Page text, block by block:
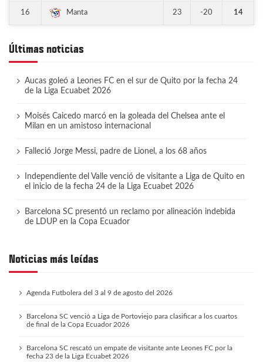
16 Manta 23 -20 14
Últimas noticias
Aucas goleó a Leones FC en el sur de Quito por la fecha 24
de la Liga Ecuabet 2026
Moisés Caicedo marcó en la goleada del Chelsea ante el
Milan en un amistoso internacional
Falleció Jorge Messi, padre de Lionel, a los 68 años
Independiente del Valle venció de visitante a Liga de Quito en
el inicio de la fecha 24 de la Liga Ecuabet 2026
Barcelona SC presentó un reclamo por alineación indebida
de LDUP en la Copa Ecuador
Noticias más leídas
Agenda Futbolera del 3 al 9 de agosto del 2026
Barcelona SC venció a Liga de Portoviejo para clasificar a los cuartos
de final de la Copa Ecuador 2026
Barcelona SC rescató un empate de visitante ante Leones FC por la
fecha 23 de la Liga Ecuabet 2026